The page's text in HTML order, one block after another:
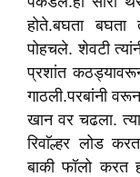
होते.बघता
पोहचले. शेवटी
प्रशांत
गाठली.परबांनी
खान वर चढला.
रिवाॅल्हर लोड
बाकी फॉलो करत